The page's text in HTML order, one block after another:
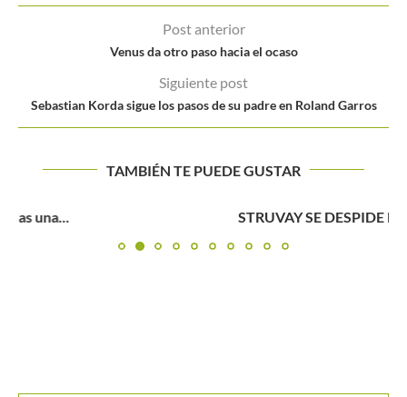
Post anterior
Venus da otro paso hacia el ocaso
Siguiente post
Sebastian Korda sigue los pasos de su padre en Roland Garros
TAMBIÉN TE PUEDE GUSTAR
STRUVAY SE DESPIDE DE BUCARAMANGA